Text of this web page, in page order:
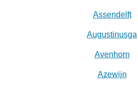
Assendelft
Augustinusga
Avenhorn
Azewijn